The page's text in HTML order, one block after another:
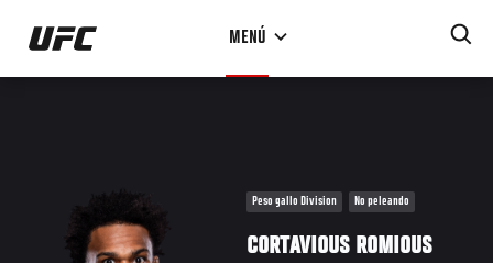
Pasar
contenido
MENÚ
Peso gallo Division No peleando
CORTAVIOUS ROMIOUS